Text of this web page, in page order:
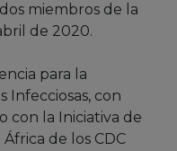
miembros de la
de 2020.
para la
Infecciosas, con
con la Iniciativa de
de los CDC